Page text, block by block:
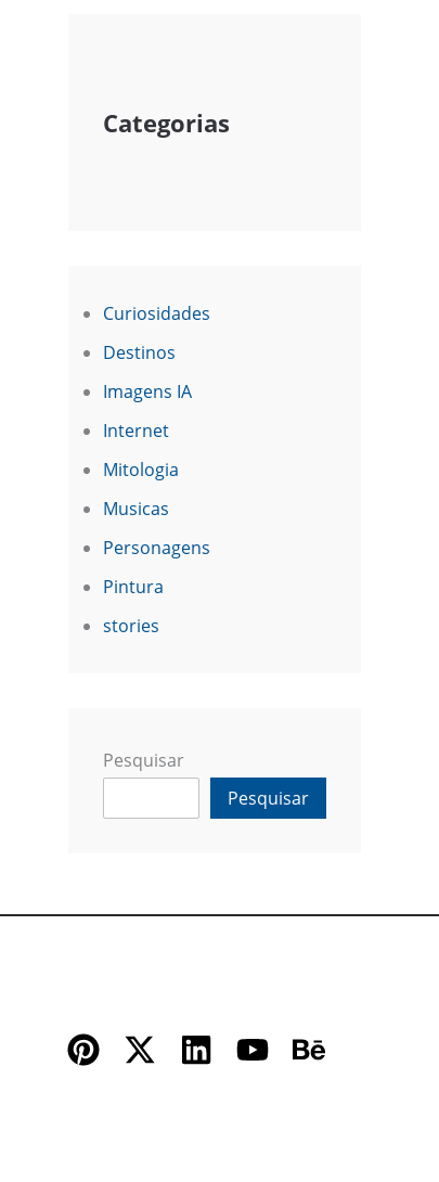
Categorias
Curiosidades
Destinos
Imagens IA
Internet
Mitologia
Musicas
Personagens
Pintura
stories
Pesquisar
Pesquisar